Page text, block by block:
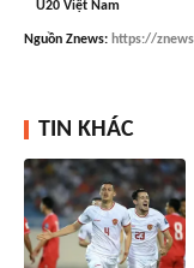
U20 Việt Nam
Nguồn Znews: https://
TIN KHÁC